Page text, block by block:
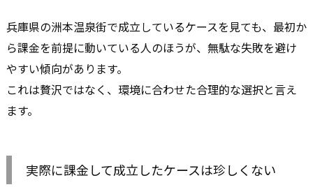
兵庫県の洲本温泉街で成立しているケースを見ても、最初か
ら課金を前提に動いている人のほうが、無駄な失敗を避け
やすい傾向があります。
これは贅沢ではなく、環境に合わせた合理的な選択と言え
ます。
実際に課金して成立したケースは珍しくない